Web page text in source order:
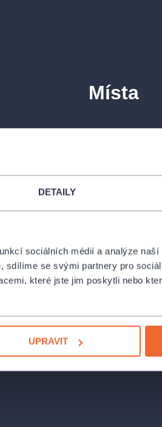
DETAILY
sociálních médií a analýze
sdílíme se svými partnery pro
které jste jim poskytli nebo
UPRAVIT
ideálem
na to
žije
ni koupí zámek
z mládí,
Vyhlídka na
lest.
dialogů.
Místa